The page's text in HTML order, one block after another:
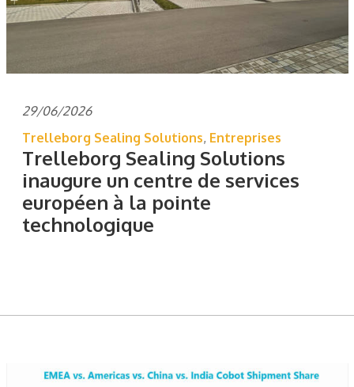
29/06/2026
Trelleborg Sealing Solutions, Entreprises
Trelleborg Sealing Solutions
inaugure un centre de services
européen à la pointe
technologique